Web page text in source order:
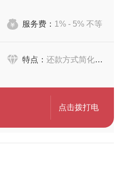
服务费： 1% - 5% 不等
特点： 还款方式简化、利率优化、还款期限调整
点击拨打电